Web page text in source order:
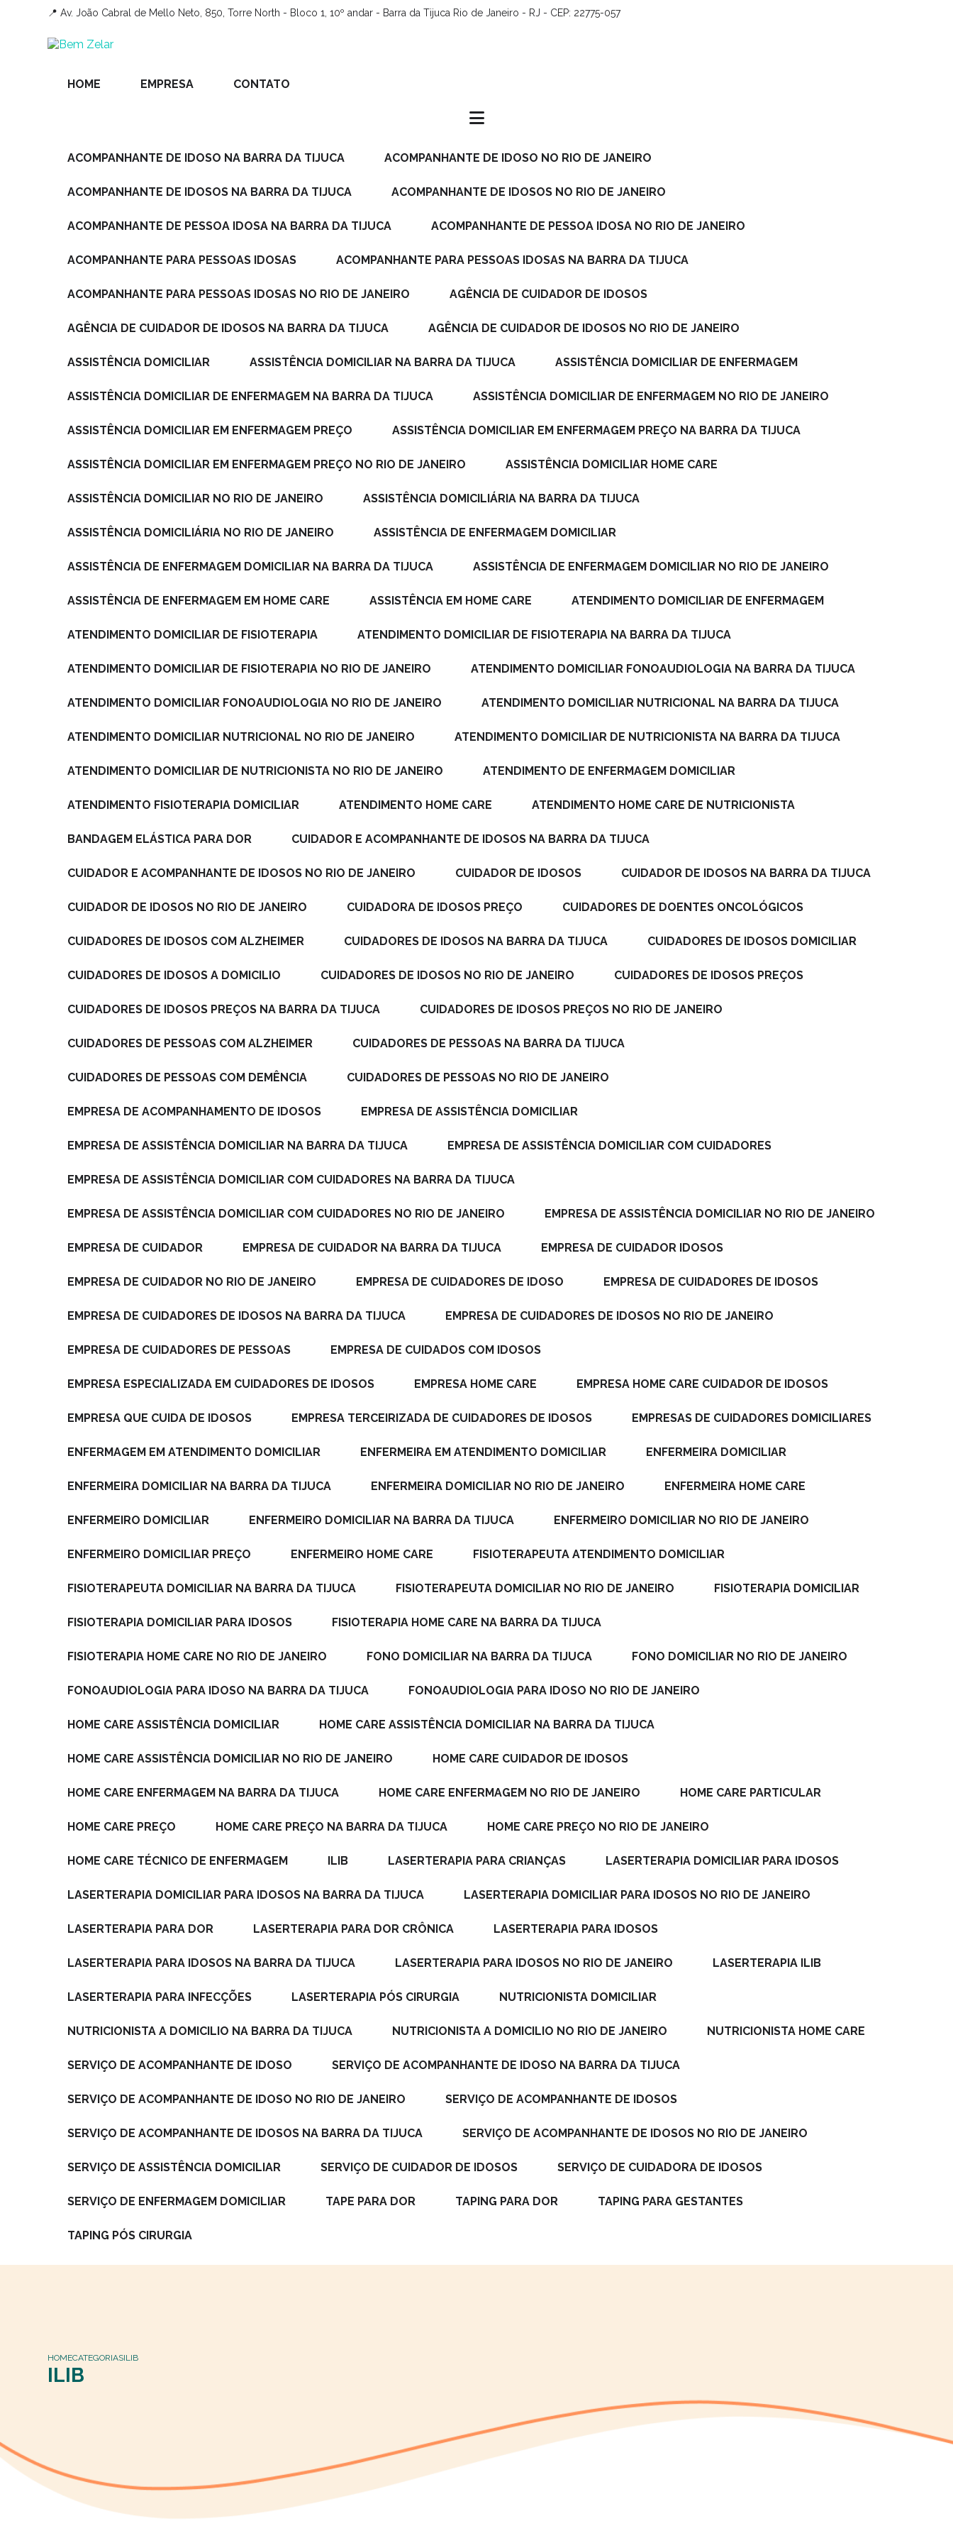
📍 Av. João Cabral de Mello Neto, 850, Torre North - Bloco 1, 10º andar - Barra da Tijuca Rio de Janeiro - RJ - CEP: 22775-057
HOME EMPRESA CONTATO
ACOMPANHANTE DE IDOSO NA BARRA DA TIJUCA ACOMPANHANTE DE IDOSO NO RIO DE JANEIRO
ACOMPANHANTE DE IDOSOS NA BARRA DA TIJUCA ACOMPANHANTE DE IDOSOS NO RIO DE JANEIRO
ACOMPANHANTE DE PESSOA IDOSA NA BARRA DA TIJUCA ACOMPANHANTE DE PESSOA IDOSA NO RIO DE JANEIRO
ACOMPANHANTE PARA PESSOAS IDOSAS ACOMPANHANTE PARA PESSOAS IDOSAS NA BARRA DA TIJUCA
ACOMPANHANTE PARA PESSOAS IDOSAS NO RIO DE JANEIRO AGÊNCIA DE CUIDADOR DE IDOSOS
AGÊNCIA DE CUIDADOR DE IDOSOS NA BARRA DA TIJUCA AGÊNCIA DE CUIDADOR DE IDOSOS NO RIO DE JANEIRO
ASSISTÊNCIA DOMICILIAR ASSISTÊNCIA DOMICILIAR NA BARRA DA TIJUCA ASSISTÊNCIA DOMICILIAR DE ENFERMAGEM
ASSISTÊNCIA DOMICILIAR DE ENFERMAGEM NA BARRA DA TIJUCA ASSISTÊNCIA DOMICILIAR DE ENFERMAGEM NO RIO DE JANEIRO
ASSISTÊNCIA DOMICILIAR EM ENFERMAGEM PREÇO ASSISTÊNCIA DOMICILIAR EM ENFERMAGEM PREÇO NA BARRA DA TIJUCA
ASSISTÊNCIA DOMICILIAR EM ENFERMAGEM PREÇO NO RIO DE JANEIRO ASSISTÊNCIA DOMICILIAR HOME CARE
ASSISTÊNCIA DOMICILIAR NO RIO DE JANEIRO ASSISTÊNCIA DOMICILIÁRIA NA BARRA DA TIJUCA
ASSISTÊNCIA DOMICILIÁRIA NO RIO DE JANEIRO ASSISTÊNCIA DE ENFERMAGEM DOMICILIAR
ASSISTÊNCIA DE ENFERMAGEM DOMICILIAR NA BARRA DA TIJUCA ASSISTÊNCIA DE ENFERMAGEM DOMICILIAR NO RIO DE JANEIRO
ASSISTÊNCIA DE ENFERMAGEM EM HOME CARE ASSISTÊNCIA EM HOME CARE ATENDIMENTO DOMICILIAR DE ENFERMAGEM
ATENDIMENTO DOMICILIAR DE FISIOTERAPIA ATENDIMENTO DOMICILIAR DE FISIOTERAPIA NA BARRA DA TIJUCA
ATENDIMENTO DOMICILIAR DE FISIOTERAPIA NO RIO DE JANEIRO ATENDIMENTO DOMICILIAR FONOAUDIOLOGIA NA BARRA DA TIJUCA
ATENDIMENTO DOMICILIAR FONOAUDIOLOGIA NO RIO DE JANEIRO ATENDIMENTO DOMICILIAR NUTRICIONAL NA BARRA DA TIJUCA
ATENDIMENTO DOMICILIAR NUTRICIONAL NO RIO DE JANEIRO ATENDIMENTO DOMICILIAR DE NUTRICIONISTA NA BARRA DA TIJUCA
ATENDIMENTO DOMICILIAR DE NUTRICIONISTA NO RIO DE JANEIRO ATENDIMENTO DE ENFERMAGEM DOMICILIAR
ATENDIMENTO FISIOTERAPIA DOMICILIAR ATENDIMENTO HOME CARE ATENDIMENTO HOME CARE DE NUTRICIONISTA
BANDAGEM ELÁSTICA PARA DOR CUIDADOR E ACOMPANHANTE DE IDOSOS NA BARRA DA TIJUCA
CUIDADOR E ACOMPANHANTE DE IDOSOS NO RIO DE JANEIRO CUIDADOR DE IDOSOS CUIDADOR DE IDOSOS NA BARRA DA TIJUCA
CUIDADOR DE IDOSOS NO RIO DE JANEIRO CUIDADORA DE IDOSOS PREÇO CUIDADORES DE DOENTES ONCOLÓGICOS
CUIDADORES DE IDOSOS COM ALZHEIMER CUIDADORES DE IDOSOS NA BARRA DA TIJUCA CUIDADORES DE IDOSOS DOMICILIAR
CUIDADORES DE IDOSOS A DOMICILIO CUIDADORES DE IDOSOS NO RIO DE JANEIRO CUIDADORES DE IDOSOS PREÇOS
CUIDADORES DE IDOSOS PREÇOS NA BARRA DA TIJUCA CUIDADORES DE IDOSOS PREÇOS NO RIO DE JANEIRO
CUIDADORES DE PESSOAS COM ALZHEIMER CUIDADORES DE PESSOAS NA BARRA DA TIJUCA
CUIDADORES DE PESSOAS COM DEMÊNCIA CUIDADORES DE PESSOAS NO RIO DE JANEIRO
EMPRESA DE ACOMPANHAMENTO DE IDOSOS EMPRESA DE ASSISTÊNCIA DOMICILIAR
EMPRESA DE ASSISTÊNCIA DOMICILIAR NA BARRA DA TIJUCA EMPRESA DE ASSISTÊNCIA DOMICILIAR COM CUIDADORES
EMPRESA DE ASSISTÊNCIA DOMICILIAR COM CUIDADORES NA BARRA DA TIJUCA
EMPRESA DE ASSISTÊNCIA DOMICILIAR COM CUIDADORES NO RIO DE JANEIRO EMPRESA DE ASSISTÊNCIA DOMICILIAR NO RIO DE JANEIRO
EMPRESA DE CUIDADOR EMPRESA DE CUIDADOR NA BARRA DA TIJUCA EMPRESA DE CUIDADOR IDOSOS
EMPRESA DE CUIDADOR NO RIO DE JANEIRO EMPRESA DE CUIDADORES DE IDOSO EMPRESA DE CUIDADORES DE IDOSOS
EMPRESA DE CUIDADORES DE IDOSOS NA BARRA DA TIJUCA EMPRESA DE CUIDADORES DE IDOSOS NO RIO DE JANEIRO
EMPRESA DE CUIDADORES DE PESSOAS EMPRESA DE CUIDADOS COM IDOSOS
EMPRESA ESPECIALIZADA EM CUIDADORES DE IDOSOS EMPRESA HOME CARE EMPRESA HOME CARE CUIDADOR DE IDOSOS
EMPRESA QUE CUIDA DE IDOSOS EMPRESA TERCEIRIZADA DE CUIDADORES DE IDOSOS EMPRESAS DE CUIDADORES DOMICILIARES
ENFERMAGEM EM ATENDIMENTO DOMICILIAR ENFERMEIRA EM ATENDIMENTO DOMICILIAR ENFERMEIRA DOMICILIAR
ENFERMEIRA DOMICILIAR NA BARRA DA TIJUCA ENFERMEIRA DOMICILIAR NO RIO DE JANEIRO ENFERMEIRA HOME CARE
ENFERMEIRO DOMICILIAR ENFERMEIRO DOMICILIAR NA BARRA DA TIJUCA ENFERMEIRO DOMICILIAR NO RIO DE JANEIRO
ENFERMEIRO DOMICILIAR PREÇO ENFERMEIRO HOME CARE FISIOTERAPEUTA ATENDIMENTO DOMICILIAR
FISIOTERAPEUTA DOMICILIAR NA BARRA DA TIJUCA FISIOTERAPEUTA DOMICILIAR NO RIO DE JANEIRO FISIOTERAPIA DOMICILIAR
FISIOTERAPIA DOMICILIAR PARA IDOSOS FISIOTERAPIA HOME CARE NA BARRA DA TIJUCA
FISIOTERAPIA HOME CARE NO RIO DE JANEIRO FONO DOMICILIAR NA BARRA DA TIJUCA FONO DOMICILIAR NO RIO DE JANEIRO
FONOAUDIOLOGIA PARA IDOSO NA BARRA DA TIJUCA FONOAUDIOLOGIA PARA IDOSO NO RIO DE JANEIRO
HOME CARE ASSISTÊNCIA DOMICILIAR HOME CARE ASSISTÊNCIA DOMICILIAR NA BARRA DA TIJUCA
HOME CARE ASSISTÊNCIA DOMICILIAR NO RIO DE JANEIRO HOME CARE CUIDADOR DE IDOSOS
HOME CARE ENFERMAGEM NA BARRA DA TIJUCA HOME CARE ENFERMAGEM NO RIO DE JANEIRO HOME CARE PARTICULAR
HOME CARE PREÇO HOME CARE PREÇO NA BARRA DA TIJUCA HOME CARE PREÇO NO RIO DE JANEIRO
HOME CARE TÉCNICO DE ENFERMAGEM ILIB LASERTERAPIA PARA CRIANÇAS LASERTERAPIA DOMICILIAR PARA IDOSOS
LASERTERAPIA DOMICILIAR PARA IDOSOS NA BARRA DA TIJUCA LASERTERAPIA DOMICILIAR PARA IDOSOS NO RIO DE JANEIRO
LASERTERAPIA PARA DOR LASERTERAPIA PARA DOR CRÔNICA LASERTERAPIA PARA IDOSOS
LASERTERAPIA PARA IDOSOS NA BARRA DA TIJUCA LASERTERAPIA PARA IDOSOS NO RIO DE JANEIRO LASERTERAPIA ILIB
LASERTERAPIA PARA INFECÇÕES LASERTERAPIA PÓS CIRURGIA NUTRICIONISTA DOMICILIAR
NUTRICIONISTA A DOMICILIO NA BARRA DA TIJUCA NUTRICIONISTA A DOMICILIO NO RIO DE JANEIRO NUTRICIONISTA HOME CARE
SERVIÇO DE ACOMPANHANTE DE IDOSO SERVIÇO DE ACOMPANHANTE DE IDOSO NA BARRA DA TIJUCA
SERVIÇO DE ACOMPANHANTE DE IDOSO NO RIO DE JANEIRO SERVIÇO DE ACOMPANHANTE DE IDOSOS
SERVIÇO DE ACOMPANHANTE DE IDOSOS NA BARRA DA TIJUCA SERVIÇO DE ACOMPANHANTE DE IDOSOS NO RIO DE JANEIRO
SERVIÇO DE ASSISTÊNCIA DOMICILIAR SERVIÇO DE CUIDADOR DE IDOSOS SERVIÇO DE CUIDADORA DE IDOSOS
SERVIÇO DE ENFERMAGEM DOMICILIAR TAPE PARA DOR TAPING PARA DOR TAPING PARA GESTANTES
TAPING PÓS CIRURGIA
HOMECATEGORIASILIB
ILIB